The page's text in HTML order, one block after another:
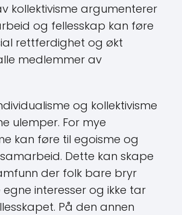
kollektivisme argumenterer
og fellesskap kan føre
rettferdighet og økt
medlemmer av
og kollektivisme
ulemper. For mye
kan føre til egoisme og
Dette kan skape
der folk bare bryr
egne interesser og ikke tar
På den annen